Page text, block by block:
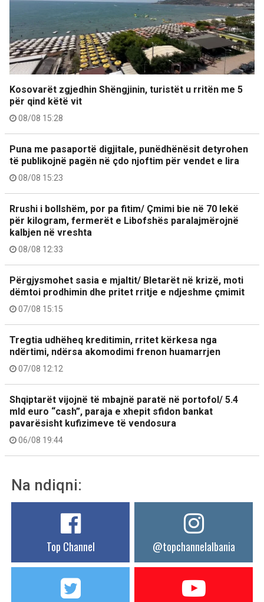
Kosovarët zgjedhin Shëngjinin, turistët u rritën me 5
për qind këtë vit
08/08 15:28
Puna me pasaportë digjitale, punëdhënësit detyrohen
të publikojnë pagën në çdo njoftim për vendet e lira
08/08 15:23
Rrushi i bollshëm, por pa fitim/ Çmimi bie në 70 lekë
për kilogram, fermerët e Libofshës paralajmërojnë
kalbjen në vreshta
08/08 12:33
Përgjysmohet sasia e mjaltit/ Bletarët në krizë, moti
dëmtoi prodhimin dhe pritet rritje e ndjeshme çmimit
07/08 15:15
Tregtia udhëheq kreditimin, rritet kërkesa nga
ndërtimi, ndërsa akomodimi frenon huamarrjen
07/08 12:12
Shqiptarët vijojnë të mbajnë paratë në portofol/ 5.4
mld euro “cash”, paraja e xhepit sfidon bankat
pavarësisht kufizimeve të vendosura
06/08 19:44
Na ndiqni:
Top Channel @topchannelalbania